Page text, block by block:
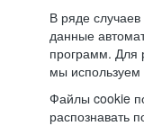
В ряде
данные
программ. Для
мы
Файлы cookie
распознавать